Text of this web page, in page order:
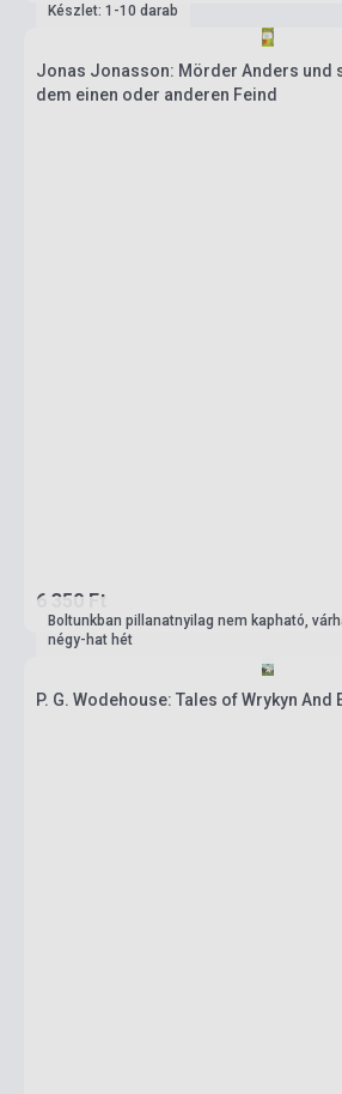
Készlet: 1-10 darab
Jonas Jonasson: Mörder Anders und
dem einen oder anderen Feind
6 350 Ft
Boltunkban pillanatnyilag nem kapható,
négy-hat hét
P. G. Wodehouse: Tales of Wrykyn And